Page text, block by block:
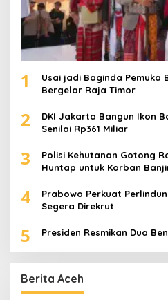
1
Usai jadi Baginda Pemuka
Bergelar Raja Timor
2
DKI Jakarta Bangun Ikon
Senilai Rp361 Miliar
3
Polisi Kehutanan Gotong
Huntap untuk Korban
4
Prabowo Perkuat
Segera Direkrut
5 Presiden Resmikan Dua
Berita Aceh